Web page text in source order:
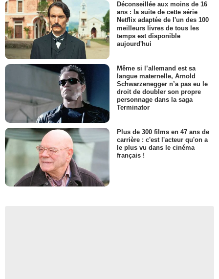
Déconseillée aux moins de 16
ans : la suite de cette série
Netflix adaptée de l'un des 100
meilleurs livres de tous les
temps est disponible
aujourd'hui
Même si l’allemand est sa
langue maternelle, Arnold
Schwarzenegger n’a pas eu le
droit de doubler son propre
personnage dans la saga
Terminator
Plus de 300 films en 47 ans de
carrière : c'est l'acteur qu'on a
le plus vu dans le cinéma
français !